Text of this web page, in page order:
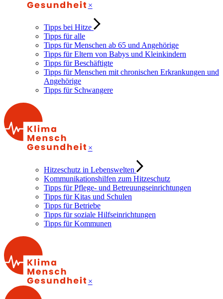
×
Tipps bei Hitze
Tipps für alle
Tipps für Menschen ab 65 und Angehörige
Tipps für Eltern von Babys und Kleinkindern
Tipps für Beschäftigte
Tipps für Menschen mit chronischen Erkrankungen und
Angehörige
Tipps für Schwangere
×
Hitzeschutz in Lebenswelten
Kommunikationshilfen zum Hitzeschutz
Tipps für Pflege- und Betreuungseinrichtungen
Tipps für Kitas und Schulen
Tipps für Betriebe
Tipps für soziale Hilfseinrichtungen
Tipps für Kommunen
×